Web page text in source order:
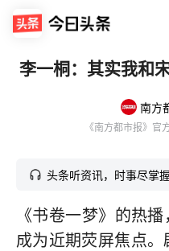
李一桐：其实我和
南方
《南方都市报》官
头条听资讯，时事尽掌握
《书卷一梦》的热
成为近期荧屏焦点